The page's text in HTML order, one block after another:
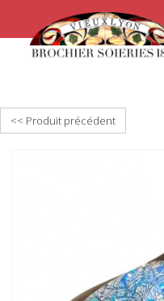
<< Produit précédent